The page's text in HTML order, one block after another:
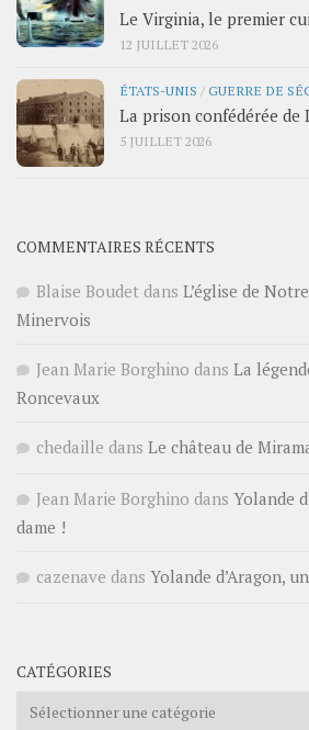
Le Virginia, le premier
12 JUILLET 2026
ÉTATS-UNIS /GUERRE DE
La prison confédérée de
5 JUILLET 2026
COMMENTAIRES RÉCENTS
Blaise Boudet dans L’église de
Minervois
Jean Marie Borghino dans La
Roncevaux
chedaille dans Le château de
Jean Marie Borghino dans Yolande
dame !
cazenave dans Yolande d’Aragon,
CATÉGORIES
Catégories